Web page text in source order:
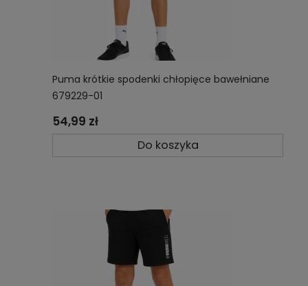
Puma krótkie spodenki chłopięce bawełniane
679229-01
54,99 zł
Do koszyka